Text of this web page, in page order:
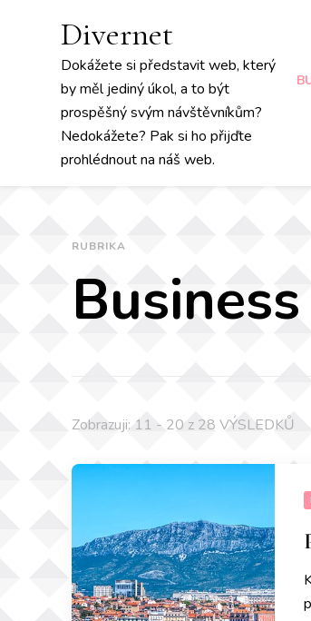
Divernet
Dokážete si představit web, který
by měl jediný úkol, a to být
prospěšný svým návštěvníkům?
Nedokážete? Pak si ho přijďte
prohlédnout na náš web.
RUBRIKA
Business
Zobrazuji: 11 - 20 z 28 VÝSLEDKŮ